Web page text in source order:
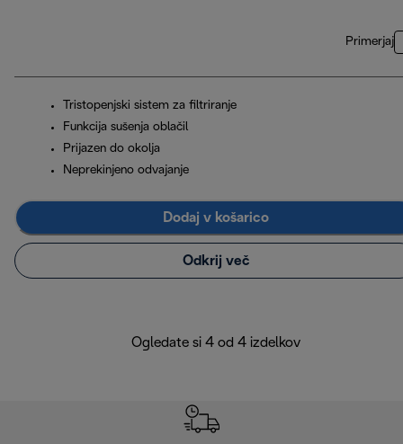
Primerjaj
Tristopenjski sistem za filtriranje
Funkcija sušenja oblačil
Prijazen do okolja
Neprekinjeno odvajanje
Dodaj v košarico
Odkrij več
Ogledate si 4 od 4 izdelkov